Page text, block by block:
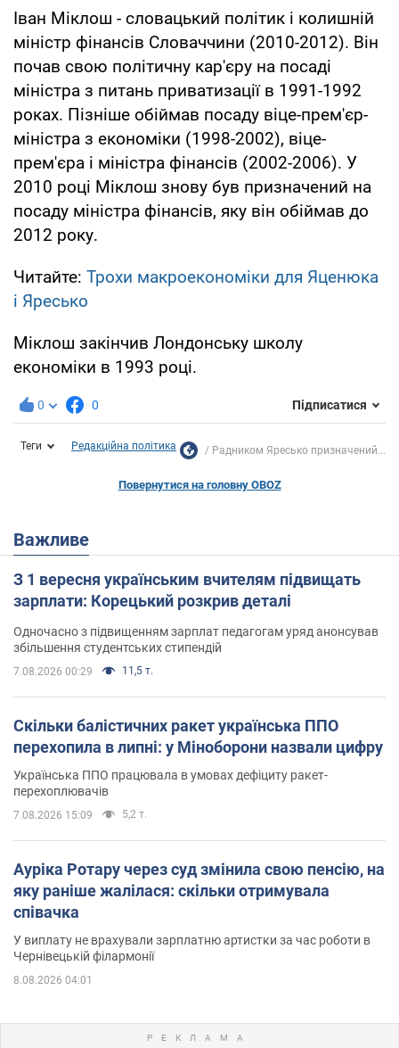
Іван Міклош - словацький політик і колишній
міністр фінансів Словаччини (2010-2012). Він
почав свою політичну кар'єру на посаді
міністра з питань приватизації в 1991-1992
роках. Пізніше обіймав посаду віце-прем'єр-
міністра з економіки (1998-2002), віце-
прем'єра і міністра фінансів (2002-2006). У
2010 році Міклош знову був призначений на
посаду міністра фінансів, яку він обіймав до
2012 року.
Читайте: Трохи макроекономіки для Яценюка
і Яресько
Міклош закінчив Лондонську школу
економіки в 1993 році.
0 0 Підписатися
Теги Редакційна політика Радником Яресько призначений...
Повернутися на головну OBOZ
Важливе
З 1 вересня українським вчителям підвищать
зарплати: Корецький розкрив деталі
Одночасно з підвищенням зарплат педагогам уряд анонсував
збільшення студентських стипендій
7.08.2026 00:29 11,5 т.
Скільки балістичних ракет українська ППО
перехопила в липні: у Міноборони назвали цифру
Українська ППО працювала в умовах дефіциту ракет-
перехоплювачів
7.08.2026 15:09 5,2 т.
Ауріка Ротару через суд змінила свою пенсію, на
яку раніше жалілася: скільки отримувала
співачка
У виплату не врахували зарплатню артистки за час роботи в
Чернівецькій філармонії
8.08.2026 04:01